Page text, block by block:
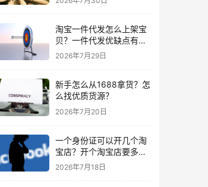
淘宝一件代发怎么上架宝
贝？一件代发优缺点有哪
些？
2026年7月29日
新手怎么从1688拿货？怎
么找优质货源？
2026年7月20日
一个身份证可以开几个淘
宝店？开个淘宝店要多少
钱？
2026年7月18日